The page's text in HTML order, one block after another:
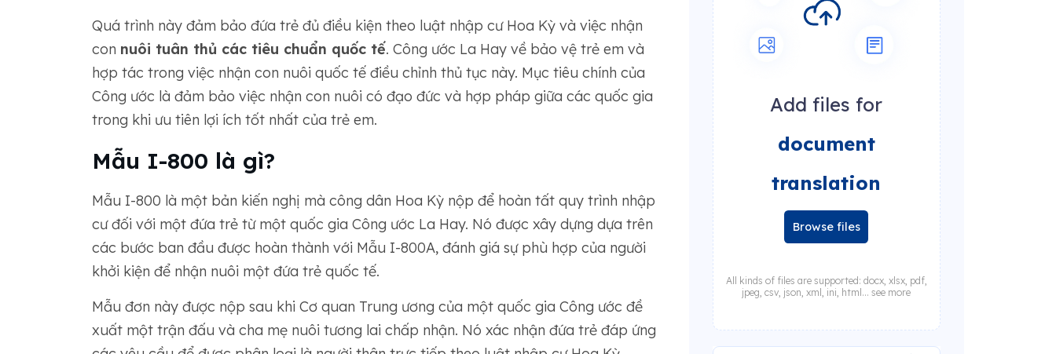
Quá trình này đảm bảo đứa trẻ đủ điều kiện theo luật nhập cư Hoa Kỳ và việc nhận
con nuôi tuân thủ các tiêu chuẩn quốc tế. Công ước La Hay về bảo vệ trẻ em và
hợp tác trong việc nhận con nuôi quốc tế điều chỉnh thủ tục này. Mục tiêu chính của
Công ước là đảm bảo việc nhận con nuôi có đạo đức và hợp pháp giữa các quốc gia
trong khi ưu tiên lợi ích tốt nhất của trẻ em.
Mẫu I-800 là gì?
Mẫu I-800 là một bản kiến nghị mà công dân Hoa Kỳ nộp để hoàn tất quy trình nhập
cư đối với một đứa trẻ từ một quốc gia Công ước La Hay. Nó được xây dựng dựa trên
các bước ban đầu được hoàn thành với Mẫu I-800A, đánh giá sự phù hợp của người
khởi kiện để nhận nuôi một đứa trẻ quốc tế.
Mẫu đơn này được nộp sau khi Cơ quan Trung ương của một quốc gia Công ước đề
xuất một trận đấu và cha mẹ nuôi tương lai chấp nhận. Nó xác nhận đứa trẻ đáp ứng
Add files for
document
translation
Browse files
All kinds of files are supported: docx, xlsx, pdf,
jpeg, csv, json, xml, ini, html... see more